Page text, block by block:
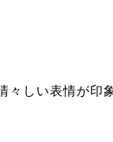
々しい表情が印